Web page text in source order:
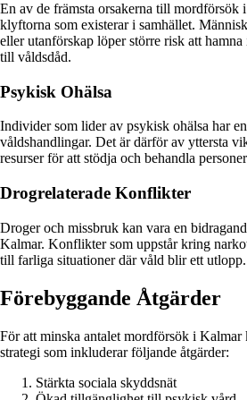
En av de främsta orsakerna till mordförsök
klyftorna som existerar i samhället.
eller utanförskap löper större risk att
till våldsdåd.
Psykisk Ohälsa
Individer som lider av psykisk ohälsa har
våldshandlingar. Det är därför av yttersta
resurser för att stödja och behandla
Drogrelaterade Konflikter
Droger och missbruk kan vara en
Kalmar. Konflikter som uppstår kring
till farliga situationer där våld blir ett utlopp.
Förebyggande Åtgärder
För att minska antalet mordförsök i Kalmar
strategi som inkluderar följande åtgärder:
Stärkta sociala skyddsnät